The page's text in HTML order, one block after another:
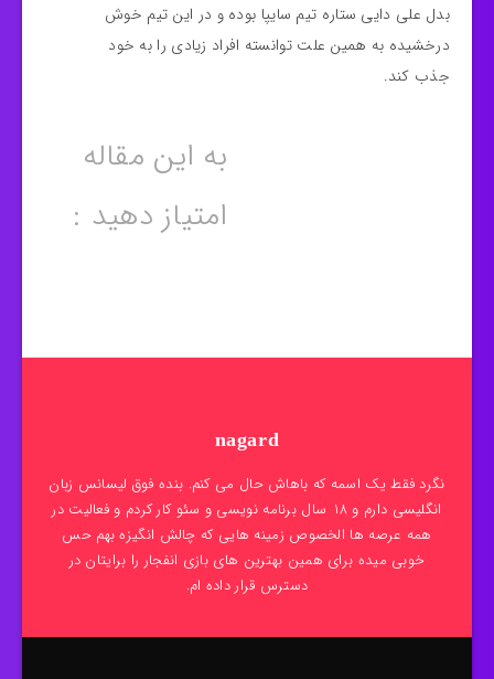
بدل علی دایی ستاره تیم سایپا بوده و در این تیم خوش
درخشیده به همین علت توانسته افراد زیادی را به خود
جذب کند.
به این مقاله
امتیاز دهید :
nagard
نگرد فقط یک اسمه که باهاش حال می کنم. بنده فوق لیسانس زبان
انگلیسی دارم و 18 سال برنامه نویسی و سئو کار کردم و فعالیت در
همه عرصه ها الخصوص زمینه هایی که چالش انگیزه بهم حس
خوبی میده برای همین بهترین های بازی انفجار را برایتان در
دسترس قرار داده ام.